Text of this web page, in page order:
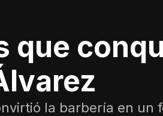
que
la barbería en un